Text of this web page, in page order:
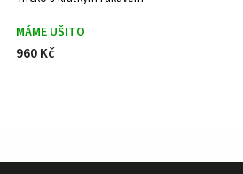
MÁME UŠITO
960 Kč